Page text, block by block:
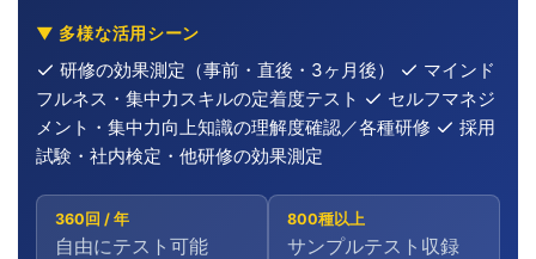
▼ 多様な活用シーン
研修の効果測定（事前・直後・3ヶ月後）
マインド
フルネス・集中力スキルの定着度テスト
セルフマネジ
メント・集中力向上知識の理解度確認／各種研修
採用
試験・社内検定・他研修の効果測定
360回 / 年
自由にテスト可能
800種以上
サンプルテスト収録